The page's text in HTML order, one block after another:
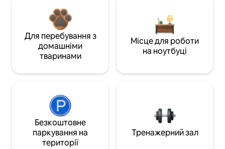
Для перебування з
домашніми
тваринами
Місце для роботи
на ноутбуці
Безкоштовне
паркування на
території
Тренажерний зал